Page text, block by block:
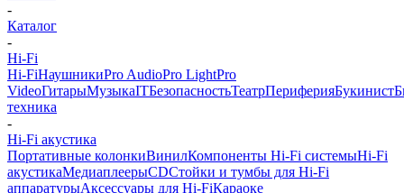
-
Каталог
-
Hi-Fi
Hi-FiНаушникиPro AudioPro LightPro
VideoГитарыМузыкаITБезопасностьТеатрПериферияБукинист
техника
-
Hi-Fi акустика
Портативные колонкиВинилКомпоненты Hi-Fi системыHi-Fi
акустикаМедиаплеерыCDСтойки и тумбы для Hi-Fi
аппаратурыАксессуары для Hi-FiКараоке